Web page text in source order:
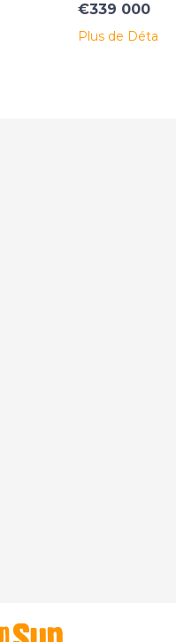
€339 000
Plus de Détails